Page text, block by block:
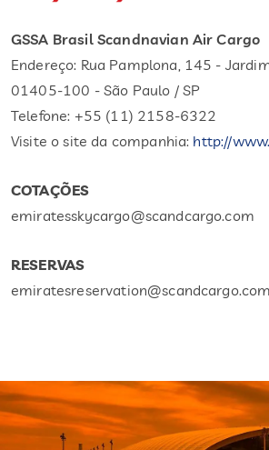
GSSA Brasil Scandnavian Air Cargo
Endereço: Rua Pamplona, 145 -
01405-100 - São Paulo / SP
Telefone: +55 (11) 2158-6322
Visite o site da companhia: http://
COTAÇÕES
emiratesskycargo@scandcargo.com
RESERVAS
emiratesreservation@scandcargo.com